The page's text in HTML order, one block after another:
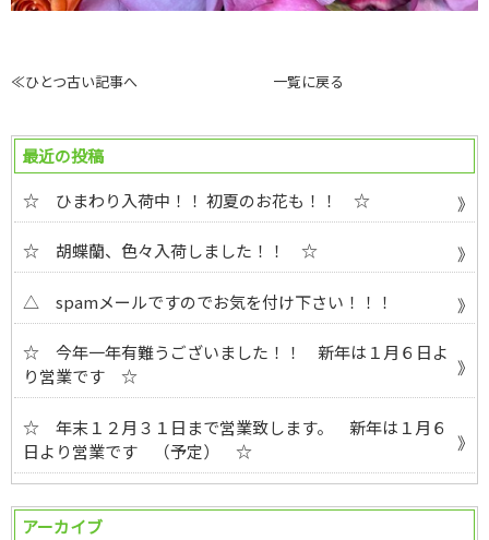
≪ひとつ古い記事へ 一覧に戻る
最近の投稿
☆ ひまわり入荷中！！ 初夏のお花も！！ ☆
☆ 胡蝶蘭、色々入荷しました！！ ☆
△ spamメールですのでお気を付け下さい！！！
☆ 今年一年有難うございました！！ 新年は１月６日よ
り営業です ☆
☆ 年末１２月３１日まで営業致します。 新年は１月６
日より営業です （予定） ☆
アーカイブ